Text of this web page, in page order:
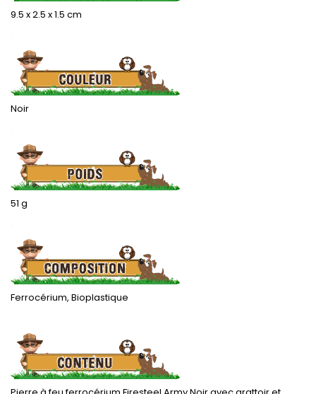
9.5 x 2.5 x 1.5 cm
.
Noir
.
51 g
.
Ferrocérium, Bioplastique
.